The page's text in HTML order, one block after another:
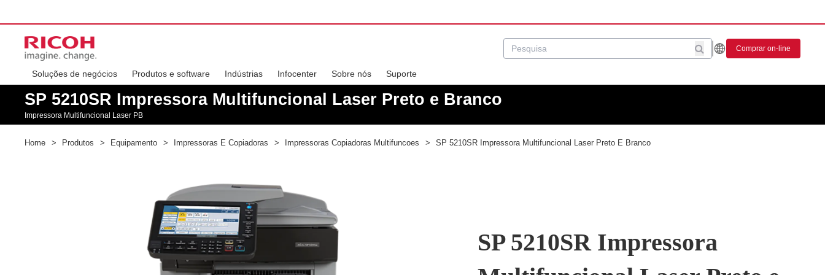
Comprar on-line
Soluções de negócios Produtos e software Indústrias Infocenter Sobre nós Suporte
SP 5210SR Impressora Multifuncional Laser Preto e Branco
Impressora Multifuncional Laser PB
Home > Produtos > Equipamento > Impressoras E Copiadoras > Impressoras Copiadoras Multifuncoes > SP 5210SR Impressora Multifuncional Laser Preto E Branco
SP 5210SR Impressora